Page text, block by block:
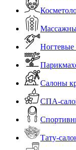
Ногтевые
Салоны
СПА-
Тату-